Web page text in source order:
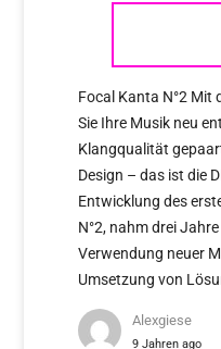
Focal Kanta N°2 Mit
Sie Ihre Musik neu
Klangqualität
Design – das ist die
Entwicklung des
N°2, nahm drei
Verwendung neuer
Umsetzung von
Alexgiese
9 Jahren ago